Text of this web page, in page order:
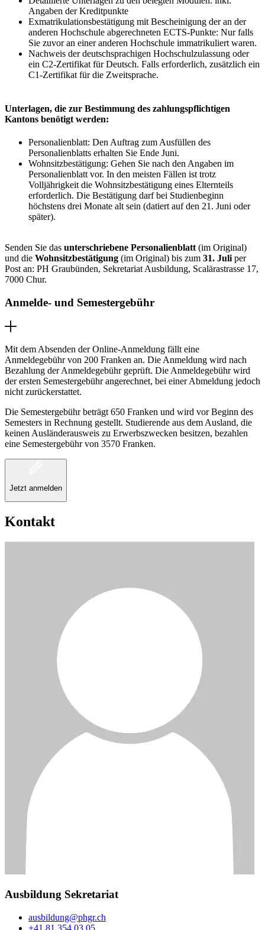
Angaben der Kreditpunkte
Exmatrikulationsbestätigung mit Bescheinigung der an der
anderen Hochschule abgerechneten ECTS-Punkte: Nur falls
Sie zuvor an einer anderen Hochschule immatrikuliert waren.
Nachweis der deutschsprachigen Hochschulzulassung oder
ein C2-Zertifikat für Deutsch. Falls erforderlich, zusätzlich ein
C1-Zertifikat für die Zweitsprache.
Unterlagen, die zur Bestimmung des zahlungspflichtigen
Kantons benötigt werden:
Personalienblatt: Den Auftrag zum Ausfüllen des
Personalienblatts erhalten Sie Ende Juni.
Wohnsitzbestätigung: Gehen Sie nach den Angaben im
Personalienblatt vor. In den meisten Fällen ist trotz
Volljährigkeit die Wohnsitzbestätigung eines Elternteils
erforderlich. Die Bestätigung darf bei Studienbeginn
höchstens drei Monate alt sein (datiert auf den 21. Juni oder
später).
Senden Sie das unterschriebene Personalienblatt (im Original)
und die Wohnsitzbestätigung (im Original) bis zum 31. Juli per
Post an: PH Graubünden, Sekretariat Ausbildung, Scalärastrasse 17,
7000 Chur.
Anmelde- und Semestergebühr
Mit dem Absenden der Online-Anmeldung fällt eine
Anmeldegebühr von 200 Franken an. Die Anmeldung wird nach
Bezahlung der Anmeldegebühr geprüft. Die Anmeldegebühr wird
der ersten Semestergebühr angerechnet, bei einer Abmeldung jedoch
nicht zurückerstattet.
Die Semestergebühr beträgt 650 Franken und wird vor Beginn des
Semesters in Rechnung gestellt. Studierende aus dem Ausland, die
keinen Ausländerausweis zu Erwerbszwecken besitzen, bezahlen
eine Semestergebühr von 3570 Franken.
Jetzt anmelden
Kontakt
Ausbildung Sekretariat
ausbildung@phgr.ch
+41 81 354 03 05